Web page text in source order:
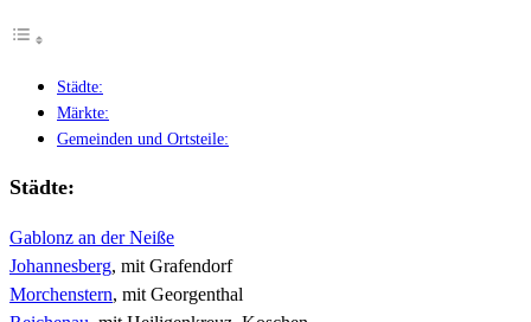
Städte:
Märkte:
Gemeinden und Ortsteile:
Städte:
Gablonz an der Neiße
Johannesberg, mit Grafendorf
Morchenstern, mit Georgenthal